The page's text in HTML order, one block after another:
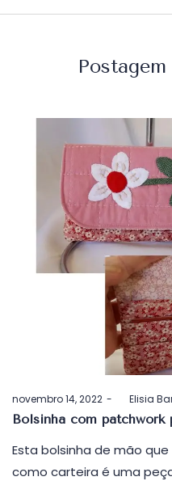
Postado
em
novembro 14, 2022 byElisia
Bolsinha com patchwork
Esta bolsinha de mão
como carteira é uma